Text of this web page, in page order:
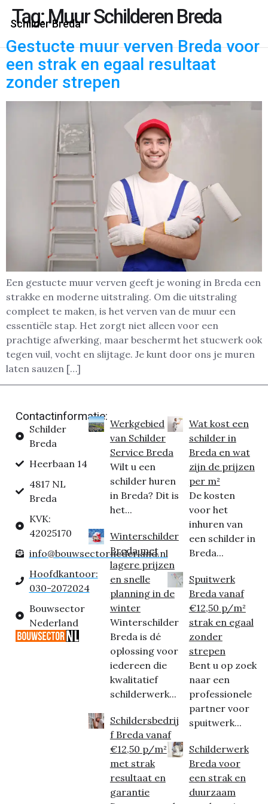
Schilder Breda
Tag:Muur Schilderen Breda
Gestucte muur verven Breda voor
een strak en egaal resultaat
zonder strepen
Een gestucte muur verven geeft je woning in Breda een
strakke en moderne uitstraling. Om die uitstraling
compleet te maken, is het verven van de muur een
essentiële stap. Het zorgt niet alleen voor een
prachtige afwerking, maar beschermt het stucwerk ook
tegen vuil, vocht en slijtage. Je kunt door ons je muren
laten sauzen […]
Contactinformatie:
Schilder
Breda
Heerbaan 14
4817 NL
Breda
KVK:
42025170
info@bouwsectornederland.nl
Hoofdkantoor:
030-2072024
Bouwsector
Nederland
Werkgebied
van Schilder
Service Breda
Wilt u een
schilder huren
in Breda? Dit is
het...
Winterschilder
Breda met
lagere prijzen
en snelle
planning in de
winter
Winterschilder
Breda is dé
oplossing voor
iedereen die
kwalitatief
schilderwerk...
Schildersbedrij
f Breda vanaf
€12,50 p/m²
met strak
resultaat en
garantie
Wat kost een
schilder in
Breda en wat
zijn de prijzen
per m²
De kosten
voor het
inhuren van
een schilder in
Breda...
Spuitwerk
Breda vanaf
€12,50 p/m²
strak en egaal
zonder
strepen
Bent u op zoek
naar een
professionele
partner voor
spuitwerk...
Schilderwerk
Breda voor
een strak en
duurzaam